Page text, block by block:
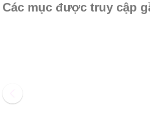
Các mục được truy cập